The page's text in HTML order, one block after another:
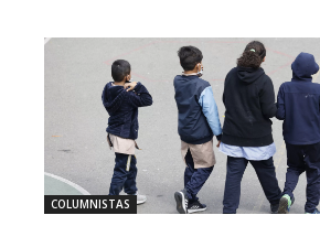
COLUMNISTAS